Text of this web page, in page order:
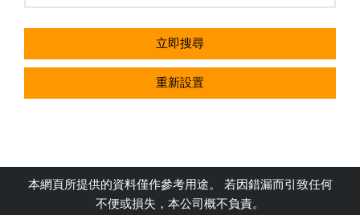
立即搜尋
重新設置
本網頁所提供的資料僅作參考用途。 若因錯漏而引致任何
不便或損失，本公司概不負責。